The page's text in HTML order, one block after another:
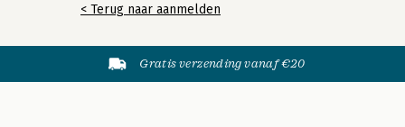
< Terug naar aanmelden
Gratis verzending vanaf €20